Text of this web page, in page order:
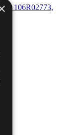
106R02773,